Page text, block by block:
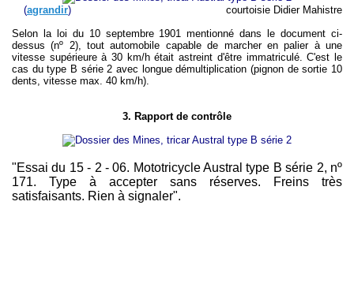
(agrandir)
courtoisie Didier Mahistre
Selon la loi du 10 septembre 1901 mentionné dans le document ci-
dessus (nº 2), tout automobile capable de marcher en palier à une
vitesse supérieure à 30 km/h était astreint d'être immatriculé. C'est le
cas du type B série 2 avec longue démultiplication (pignon de sortie 10
dents, vitesse max. 40 km/h).
3. Rapport de contrôle
"Essai du 15 - 2 - 06. Mototricycle Austral type B série 2, nº
171. Type à accepter sans réserves. Freins très
satisfaisants. Rien à signaler".